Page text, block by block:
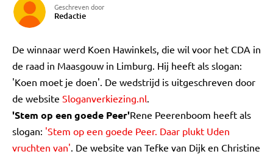
Geschreven door
Redactie
De winnaar werd Koen Hawinkels, die wil voor het CDA in
de raad in Maasgouw in Limburg. Hij heeft als slogan:
'Koen moet je doen'. De wedstrijd is uitgeschreven door
de website Sloganverkiezing.nl.
'Stem op een goede Peer'Rene Peerenboom heeft als
slogan: 'Stem op een goede Peer. Daar plukt Uden
vruchten van'. De website van Tefke van Dijk en Christine